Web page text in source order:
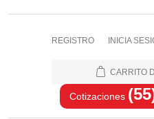
REGISTRO INICIA
CARRITO
Cotizaciones